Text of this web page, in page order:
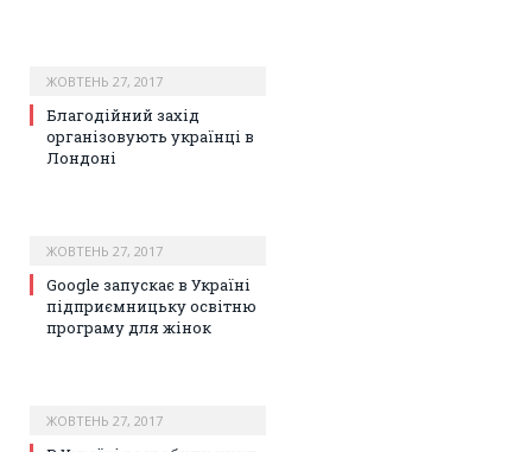
ЖОВТЕНЬ 27, 2017
Благодійний захід
організовують українці в
Лондоні
ЖОВТЕНЬ 27, 2017
Google запускає в Україні
підприємницьку освітню
програму для жінок
ЖОВТЕНЬ 27, 2017